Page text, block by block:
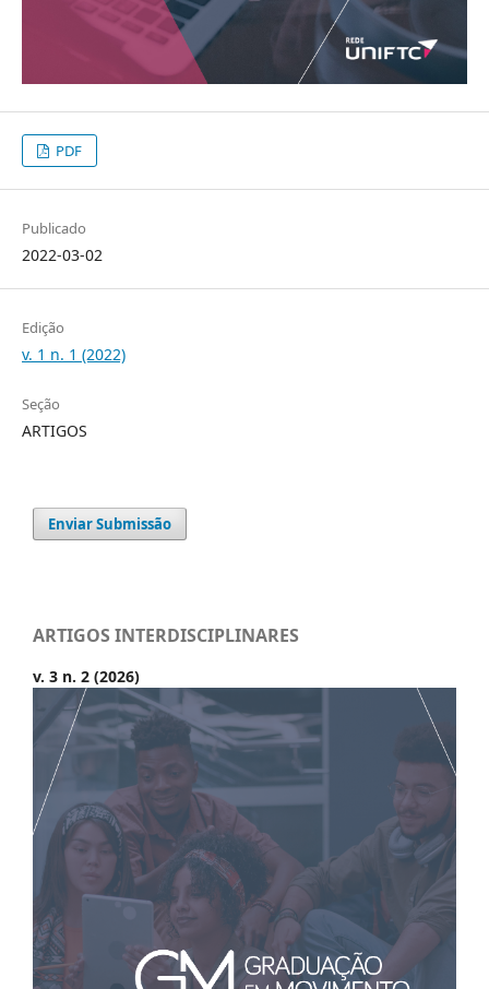
PDF
Publicado
2022-03-02
Edição
v. 1 n. 1 (2022)
Seção
ARTIGOS
Enviar Submissão
ARTIGOS INTERDISCIPLINARES
v. 3 n. 2 (2026)